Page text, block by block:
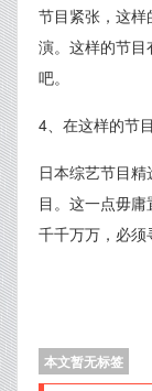
节目紧张，这
演。这样的节
吧。
4、在这样的节
日本综艺节目
目。这一点毋
千千万万，必须
本文暂无标签